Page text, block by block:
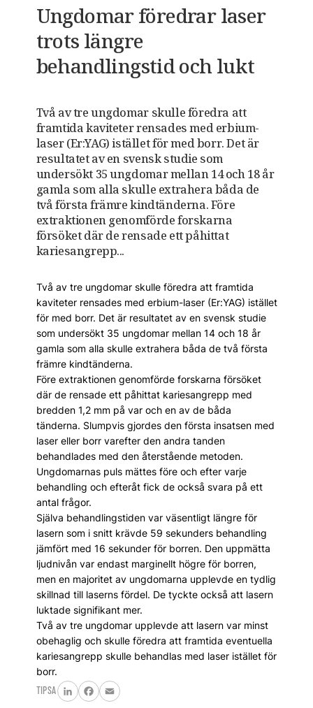
Ungdomar föredrar laser
trots längre
behandlingstid och lukt
Två av tre ungdomar skulle föredra att
framtida kaviteter rensades med erbium-
laser (Er:YAG) istället för med borr. Det är
resultatet av en svensk studie som
undersökt 35 ungdomar mellan 14 och 18 år
gamla som alla skulle extrahera båda de
två första främre kindtänderna. Före
extraktionen genomförde forskarna
försöket där de rensade ett påhittat
kariesangrepp...
Två av tre ungdomar skulle föredra att framtida
kaviteter rensades med erbium-laser (Er:YAG) istället
för med borr. Det är resultatet av en svensk studie
som undersökt 35 ungdomar mellan 14 och 18 år
gamla som alla skulle extrahera båda de två första
främre kindtänderna.
Före extraktionen genomförde forskarna försöket
där de rensade ett påhittat kariesangrepp med
bredden 1,2 mm på var och en av de båda
tänderna. Slumpvis gjordes den första insatsen med
laser eller borr varefter den andra tanden
behandlades med den återstående metoden.
Ungdomarnas puls mättes före och efter varje
behandling och efteråt fick de också svara på ett
antal frågor.
Själva behandlingstiden var väsentligt längre för
lasern som i snitt krävde 59 sekunders behandling
jämfört med 16 sekunder för borren. Den uppmätta
ljudnivån var endast marginellt högre för borren,
men en majoritet av ungdomarna upplevde en tydlig
skillnad till laserns fördel. De tyckte också att lasern
luktade signifikant mer.
Två av tre ungdomar upplevde att lasern var minst
obehaglig och skulle föredra att framtida eventuella
kariesangrepp skulle behandlas med laser istället för
borr.
TIPSA
LinkedInFacebook
Email